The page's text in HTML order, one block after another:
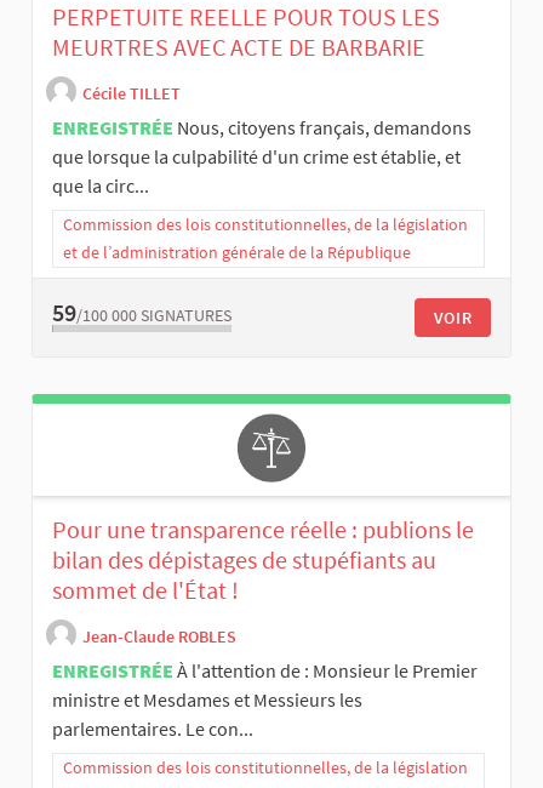
PERPETUITE REELLE POUR TOUS LES
MEURTRES AVEC ACTE DE BARBARIE
Cécile TILLET
ENREGISTRÉE Nous, citoyens français, demandons
que lorsque la culpabilité d'un crime est établie, et
que la circ...
Commission des lois constitutionnelles, de la législation
et de l’administration générale de la République
59/100 000 SIGNATURES VOIR
Pour une transparence réelle : publions le
bilan des dépistages de stupéfiants au
sommet de l'État !
Jean-Claude ROBLES
ENREGISTRÉE À l'attention de : Monsieur le Premier
ministre et Mesdames et Messieurs les
parlementaires. Le con...
Commission des lois constitutionnelles, de la législation